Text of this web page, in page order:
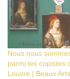
Nous nous
parmi les copistes
Louvre | Beaux Arts